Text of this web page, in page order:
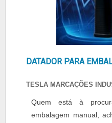
DATADOR PARA
TESLA MARCAÇÕES
Quem está à
embalagem manual,